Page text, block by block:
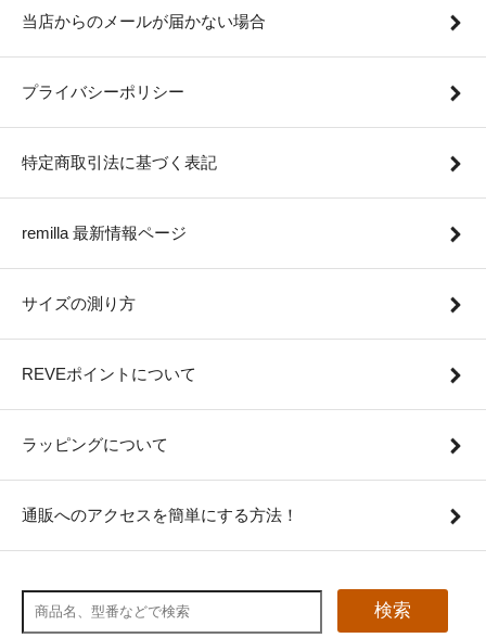
当店からのメールが届かない場合
プライバシーポリシー
特定商取引法に基づく表記
remilla 最新情報ページ
サイズの測り方
REVEポイントについて
ラッピングについて
通販へのアクセスを簡単にする方法！
検索